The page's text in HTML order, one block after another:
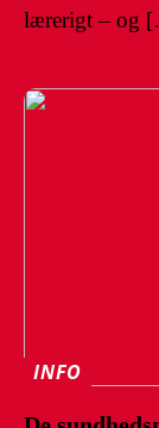
lærerigt – og
INFO